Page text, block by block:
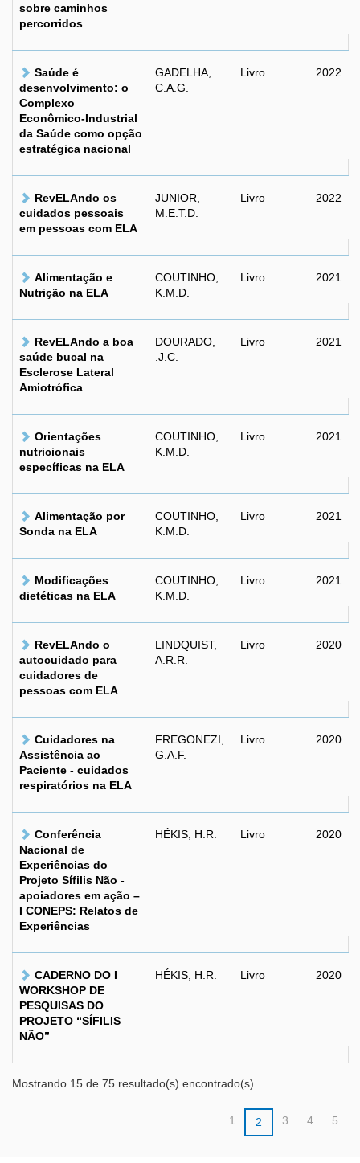
sobre caminhos
percorridos
Saúde é
desenvolvimento: o
Complexo
Econômico-Industrial
da Saúde como opção
estratégica nacional
GADELHA,
C.A.G.
Livro 2022
RevELAndo os
cuidados pessoais
em pessoas com ELA
JUNIOR,
M.E.T.D.
Livro 2022
Alimentação e
Nutrição na ELA
COUTINHO,
K.M.D.
Livro 2021
RevELAndo a boa
saúde bucal na
Esclerose Lateral
Amiotrófica
DOURADO,
.J.C.
Livro 2021
Orientações
nutricionais
específicas na ELA
COUTINHO,
K.M.D.
Livro 2021
Alimentação por
Sonda na ELA
COUTINHO,
K.M.D.
Livro 2021
Modificações
dietéticas na ELA
COUTINHO,
K.M.D.
Livro 2021
RevELAndo o
autocuidado para
cuidadores de
pessoas com ELA
LINDQUIST,
A.R.R.
Livro 2020
Cuidadores na
Assistência ao
Paciente - cuidados
respiratórios na ELA
FREGONEZI,
G.A.F.
Livro 2020
Conferência
Nacional de
Experiências do
Projeto Sífilis Não -
apoiadores em ação –
I CONEPS: Relatos de
Experiências
HÉKIS, H.R. Livro 2020
CADERNO DO I
WORKSHOP DE
PESQUISAS DO
PROJETO “SÍFILIS
NÃO”
HÉKIS, H.R. Livro 2020
Mostrando 15 de 75 resultado(s) encontrado(s).
1 2 3 4 5